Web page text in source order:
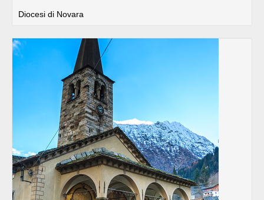
Diocesi di Novara